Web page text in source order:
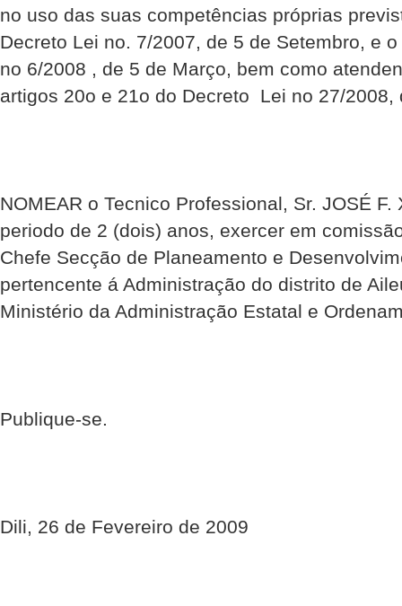
no uso das suas competências próprias
Decreto Lei no. 7/2007, de 5 de Setembro, e
no 6/2008 , de 5 de Março, bem como
artigos 20o e 21o do Decreto  Lei no 27/
NOMEAR o Tecnico Professional, Sr. JOSÉ
periodo de 2 (dois) anos, exercer em
Chefe Secção de Planeamento e
pertencente á Administração do distrito de
Ministério da Administração Estatal e
Publique-se.
Dili, 26 de Fevereiro de 2009